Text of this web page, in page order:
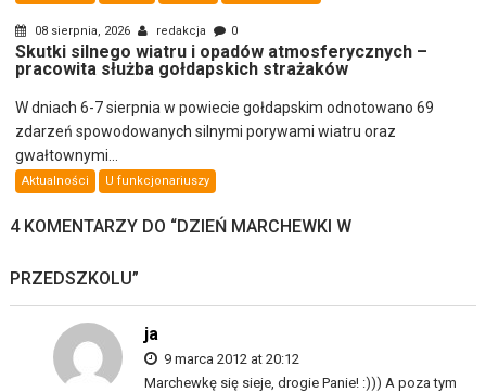
08 sierpnia, 2026 redakcja 0
Skutki silnego wiatru i opadów atmosferycznych –
pracowita służba gołdapskich strażaków
W dniach 6-7 sierpnia w powiecie gołdapskim odnotowano 69
zdarzeń spowodowanych silnymi porywami wiatru oraz
gwałtownymi...
Aktualności U funkcjonariuszy
4 KOMENTARZY DO “DZIEŃ MARCHEWKI W
PRZEDSZKOLU”
ja
9 marca 2012 at 20:12
Marchewkę się sieje, drogie Panie! :))) A poza tym